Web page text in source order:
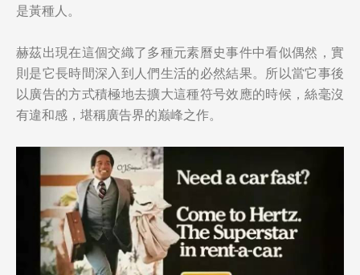
是黃種人。
赫茲出現在這個交織了多種元素曆史事件中看似偶然，實
則是它長時間深入到人們生活的必然結果。所以當它事後
以廣告的方式積極地去擴大這種符号效應的時候，絲毫沒
有違和感，堪稱廣告界的巅峰之作。